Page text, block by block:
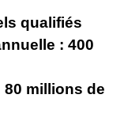
qualifiés
: 400
millions de